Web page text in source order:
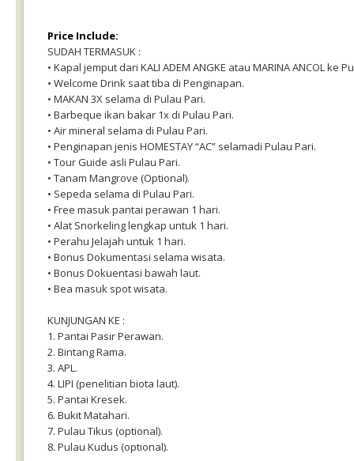
Price Include:
SUDAH TERMASUK :
• Kapal jemput dari KALI ADEM ANGKE atau MARINA ANCOL ke
• Welcome Drink saat tiba di Penginapan.
• MAKAN 3X selama di Pulau Pari.
• Barbeque ikan bakar 1x di Pulau Pari.
• Air mineral selama di Pulau Pari.
• Penginapan jenis HOMESTAY “AC” selamadi Pulau Pari.
• Tour Guide asli Pulau Pari.
• Tanam Mangrove (Optional).
• Sepeda selama di Pulau Pari.
• Free masuk pantai perawan 1 hari.
• Alat Snorkeling lengkap untuk 1 hari.
• Perahu Jelajah untuk 1 hari.
• Bonus Dokumentasi selama wisata.
• Bonus Dokuentasi bawah laut.
• Bea masuk spot wisata.
KUNJUNGAN KE :
1. Pantai Pasir Perawan.
2. Bintang Rama.
3. APL.
4. LIPI (penelitian biota laut).
5. Pantai Kresek.
6. Bukit Matahari.
7. Pulau Tikus (optional).
8. Pulau Kudus (optional).